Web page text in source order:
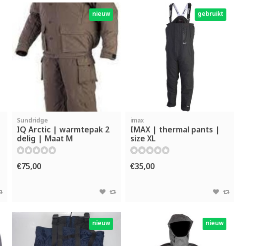
nieuw
Sundridge
IQ Arctic | warmtepak 2
delig | Maat M
€75,00
gebruikt
imax
IMAX | thermal pants |
size XL
€35,00
nieuw nieuw